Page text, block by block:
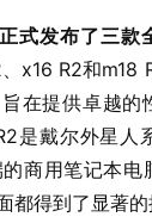
式发布了三款
x16 R2和m18
在提供卓越的
是戴尔外星人
商用笔记本电
都得到了显著